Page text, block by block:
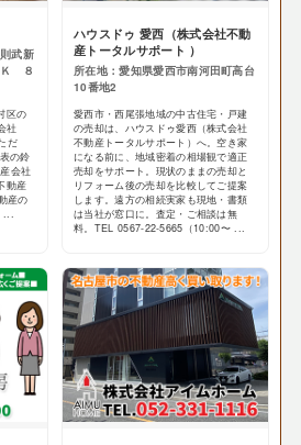
武新
Ｋ ８
区の
社
だ
の鈴
会社
動産
産の
...
ハウスドゥ 愛西（株式会社不動
産トータルサポート ）
所在地：愛知県愛西市南河田町高台
10番地2
愛西市・西尾張地域の中古住宅・戸建
の売却は、ハウスドゥ愛西（株式会社
不動産トータルサポート）へ。空き家
になる前に、地域密着の相場観で適正
売却をサポート。現状のままの売却と
リフォーム後の売却を比較してご提案
します。遠方の相続実家も現地・書類
は当社が窓口に。査定・ご相談は無
料。TEL 0567-22-5665（10:00〜 ...